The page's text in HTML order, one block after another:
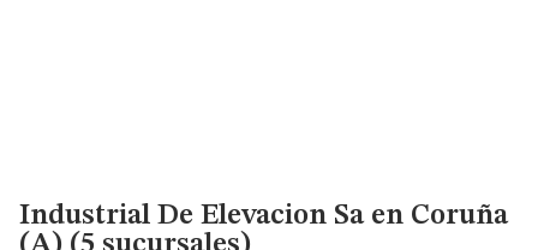
Industrial De Elevacion Saen Coruña